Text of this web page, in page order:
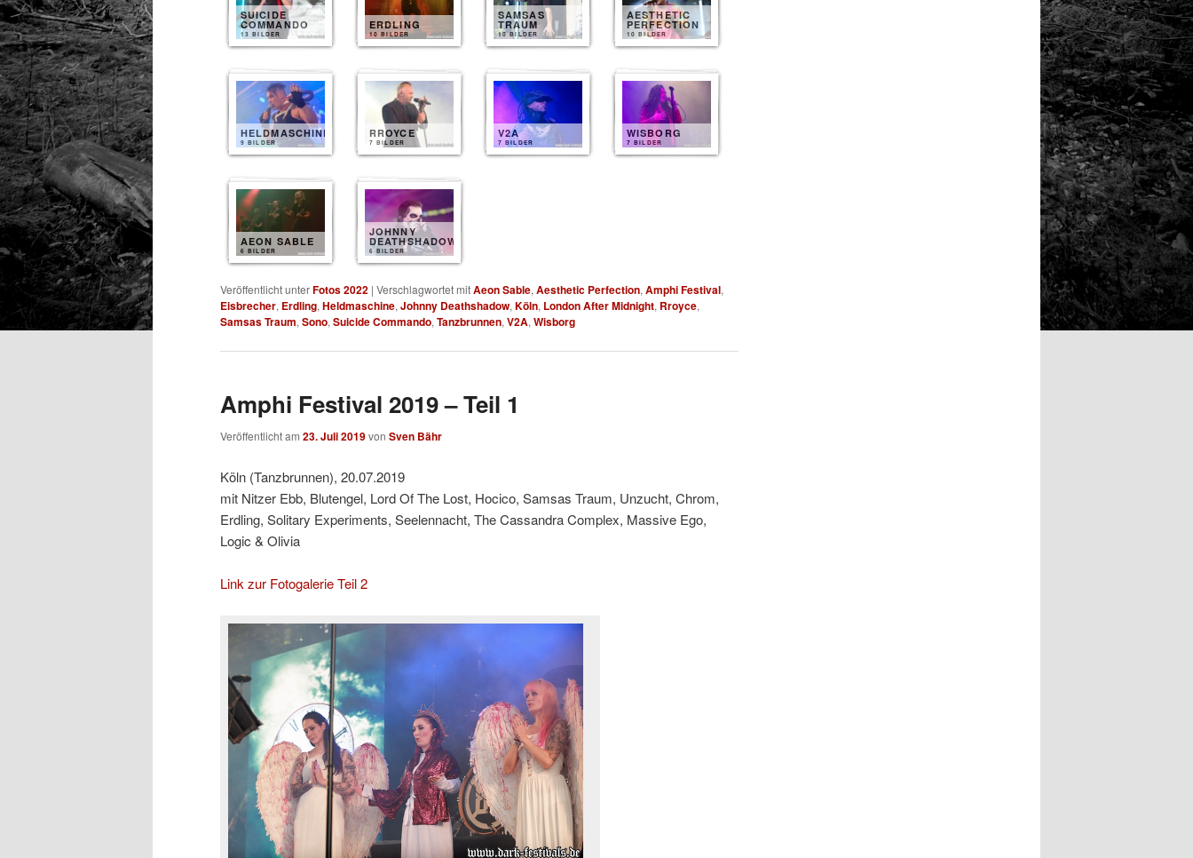
SUICIDE
COMMANDO
13 BILDER
ERDLING
10 BILDER
SAMSAS
TRAUM
10 BILDER
AESTHETIC
PERFECTION
10 BILDER
HELDMASCHINE
9 BILDER
RROYCE
7 BILDER
V2A
7 BILDER
WISBORG
7 BILDER
AEON SABLE
6 BILDER
JOHNNY
DEATHSHADOW
6 BILDER
Veröffentlicht unterFotos 2022 | Verschlagwortet mitAeon Sable, Aesthetic Perfection, Amphi Festival,
Eisbrecher, Erdling, Heldmaschine, Johnny Deathshadow, Köln, London After Midnight, Rroyce,
Samsas Traum, Sono, Suicide Commando, Tanzbrunnen, V2A, Wisborg
Amphi Festival 2019 – Teil 1
Veröffentlicht am 23. Juli 2019von Sven Bähr
Köln (Tanzbrunnen), 20.07.2019
mit Nitzer Ebb, Blutengel, Lord Of The Lost, Hocico, Samsas Traum, Unzucht, Chrom,
Erdling, Solitary Experiments, Seelennacht, The Cassandra Complex, Massive Ego,
Logic & Olivia
Link zur Fotogalerie Teil 2